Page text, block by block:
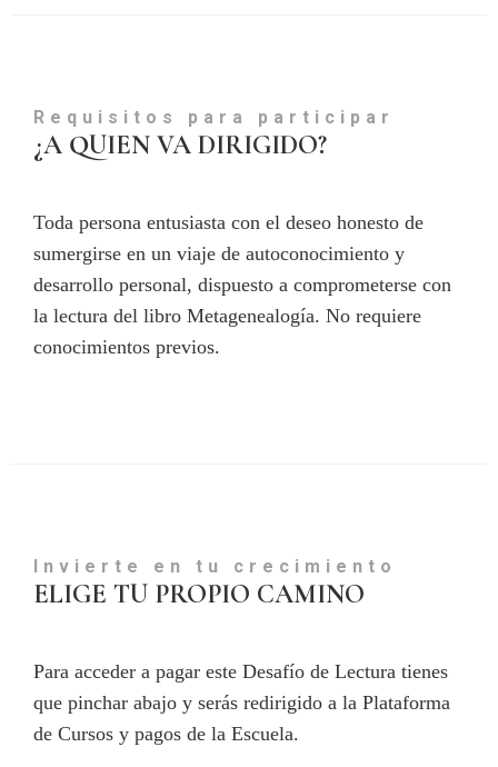
Requisitos para participar
¿A QUIEN VA DIRIGIDO?
Toda persona entusiasta con el deseo honesto de
sumergirse en un viaje de autoconocimiento y
desarrollo personal, dispuesto a comprometerse con
la lectura del libro Metagenealogía. No requiere
conocimientos previos.
Invierte en tu crecimiento
ELIGE TU PROPIO CAMINO
Para acceder a pagar este Desafío de Lectura tienes
que pinchar abajo y serás redirigido a la Plataforma
de Cursos y pagos de la Escuela.